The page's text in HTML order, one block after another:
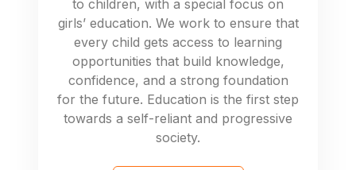
to children, with a special focus on
girls’ education. We work to ensure that
every child gets access to learning
opportunities that build knowledge,
confidence, and a strong foundation
for the future. Education is the first step
towards a self-reliant and progressive
society.